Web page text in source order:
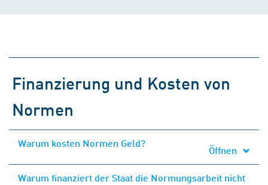
Finanzierung und Kosten von
Normen
Warum kosten Normen Geld?
Öffnen
Warum finanziert der Staat die Normungsarbeit nicht